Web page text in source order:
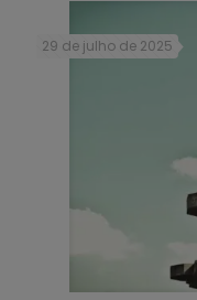
29 de julho de 2025